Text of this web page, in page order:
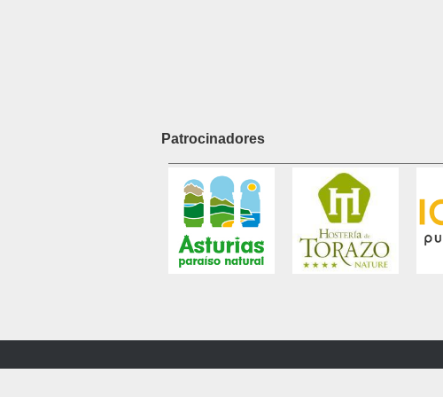
Patrocinadores